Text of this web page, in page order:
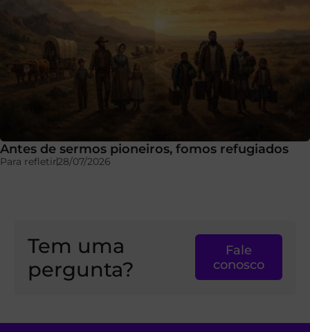
Antes de sermos pioneiros, fomos refugiados
Para refletir28/07/2026
Tem uma
pergunta?
Fale
conosco